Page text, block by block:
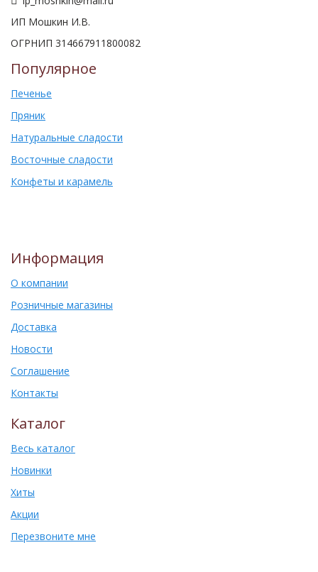
ИП Мошкин И.В.
ОГРНИП 314667911800082
Популярное
Печенье
Пряник
Натуральные сладости
Восточные сладости
Конфеты и карамель
Информация
О компании
Розничные магазины
Доставка
Новости
Соглашение
Контакты
Каталог
Весь каталог
Новинки
Хиты
Акции
Перезвоните мне